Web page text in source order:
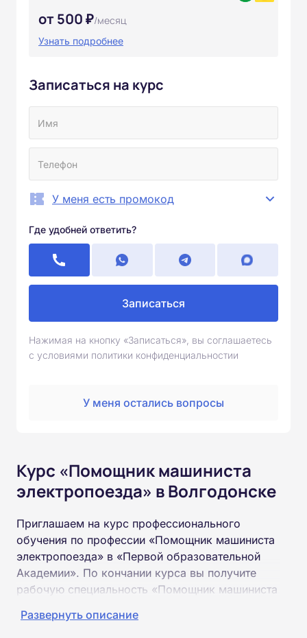
от 500 ₽/месяц
Узнать подробнее
Записаться на курс
У меня есть промокод
Где удобней ответить?
Записаться
Нажимая на кнопку «Записаться», вы соглашаетесь
с условиями политики конфиденциальностии
У меня остались вопросы
Курс «Помощник машиниста
электропоезда» в Волгодонске
Приглашаем на курс профессионального
обучения по профессии «Помощник машиниста
электропоезда» в «Первой образовательной
Академии». По кончании курса вы получите
рабочую специальность «Помощник машиниста
Развернуть описание